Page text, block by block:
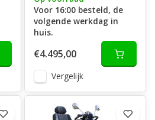
Voor 16:00 besteld, de
volgende werkdag in
huis.
€4.495,00
Vergelijk